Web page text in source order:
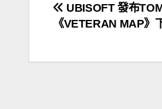
文
導
UBISOFT 發布
《VETERAN MAP》